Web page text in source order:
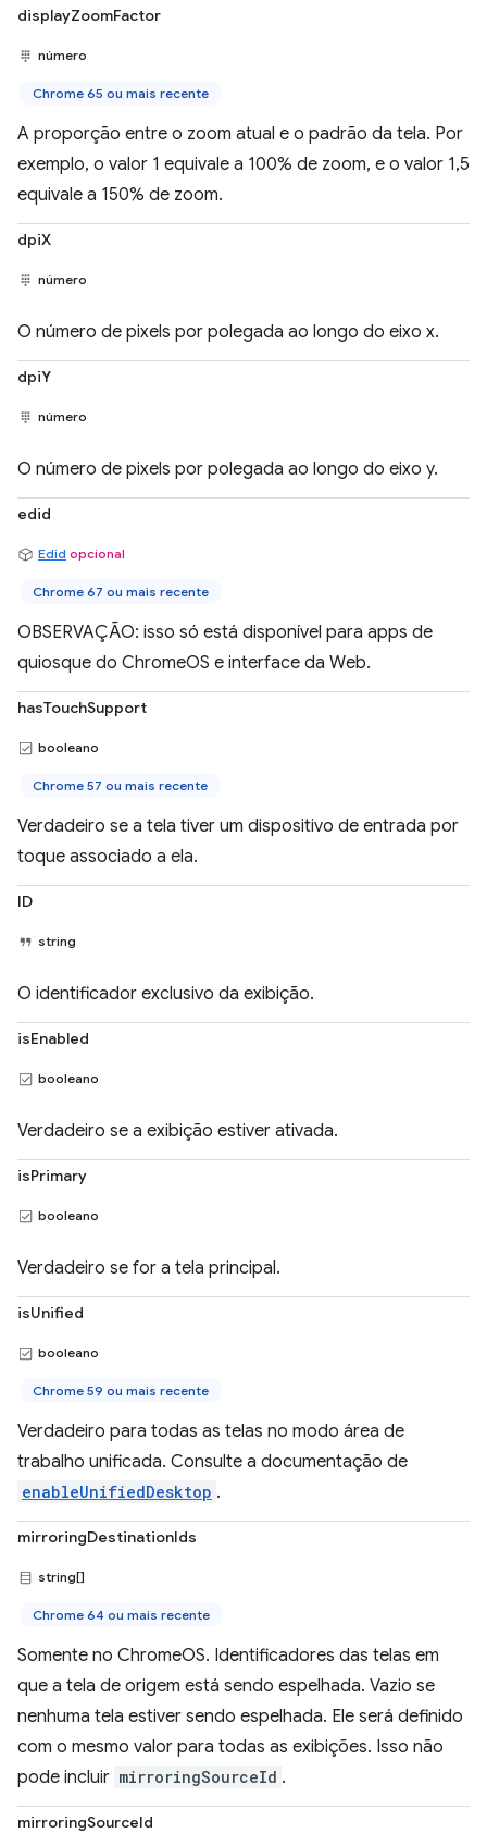
displayZoomFactor
número
Chrome 65 ou mais recente
A proporção entre o zoom atual e o padrão da tela. Por
exemplo, o valor 1 equivale a 100% de zoom, e o valor 1,5
equivale a 150% de zoom.
dpiX
número
O número de pixels por polegada ao longo do eixo x.
dpiY
número
O número de pixels por polegada ao longo do eixo y.
edid
Edid opcional
Chrome 67 ou mais recente
OBSERVAÇÃO: isso só está disponível para apps de
quiosque do ChromeOS e interface da Web.
hasTouchSupport
booleano
Chrome 57 ou mais recente
Verdadeiro se a tela tiver um dispositivo de entrada por
toque associado a ela.
ID
string
O identificador exclusivo da exibição.
isEnabled
booleano
Verdadeiro se a exibição estiver ativada.
isPrimary
booleano
Verdadeiro se for a tela principal.
isUnified
booleano
Chrome 59 ou mais recente
Verdadeiro para todas as telas no modo área de
trabalho unificada. Consulte a documentação de
enableUnifiedDesktop .
mirroringDestinationIds
string[]
Chrome 64 ou mais recente
Somente no ChromeOS. Identificadores das telas em
que a tela de origem está sendo espelhada. Vazio se
nenhuma tela estiver sendo espelhada. Ele será definido
com o mesmo valor para todas as exibições. Isso não
pode incluir mirroringSourceId .
mirroringSourceId